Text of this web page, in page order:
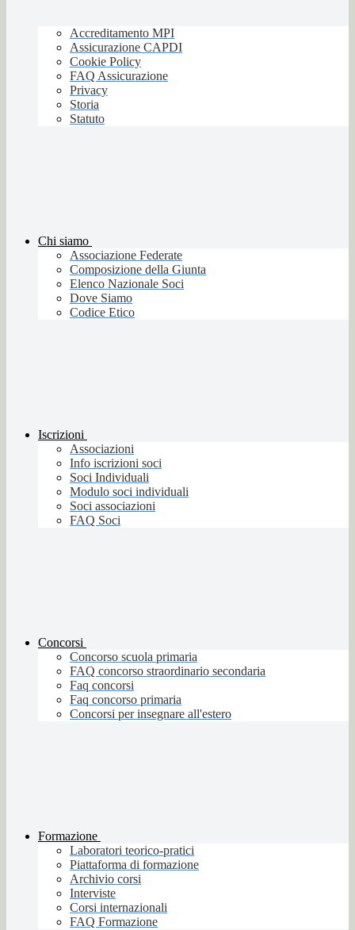
Accreditamento MPI
Assicurazione CAPDI
Cookie Policy
FAQ Assicurazione
Privacy
Storia
Statuto
Chi siamo
Associazione Federate
Composizione della Giunta
Elenco Nazionale Soci
Dove Siamo
Codice Etico
Iscrizioni
Associazioni
Info iscrizioni soci
Soci Individuali
Modulo soci individuali
Soci associazioni
FAQ Soci
Concorsi
Concorso scuola primaria
FAQ concorso straordinario secondaria
Faq concorsi
Faq concorso primaria
Concorsi per insegnare all'estero
Formazione
Laboratori teorico-pratici
Piattaforma di formazione
Archivio corsi
Interviste
Corsi internazionali
FAQ Formazione